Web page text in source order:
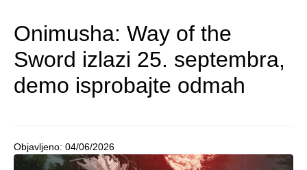
Onimusha: Way of the
Sword izlazi 25. septembra,
demo isprobajte odmah
Objavljeno: 04/06/2026